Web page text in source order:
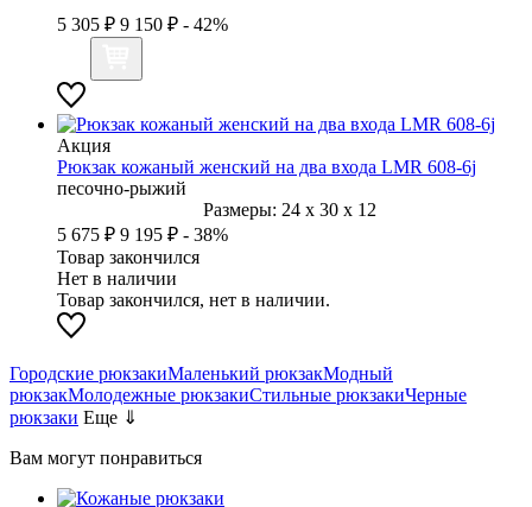
5 305 ₽ 9 150 ₽ - 42%
Акция
Рюкзак кожаный женский на два входа LMR 608-6j
песочно-рыжий
Размеры: 24 x 30 x 12
5 675 ₽ 9 195 ₽ - 38%
Товар закончился
Нет в наличии
Товар закончился, нет в наличии.
Городские рюкзакиМаленький рюкзакМодный
рюкзакМолодежные рюкзакиСтильные рюкзакиЧерные
рюкзаки Еще ⇓
Вам могут понравиться